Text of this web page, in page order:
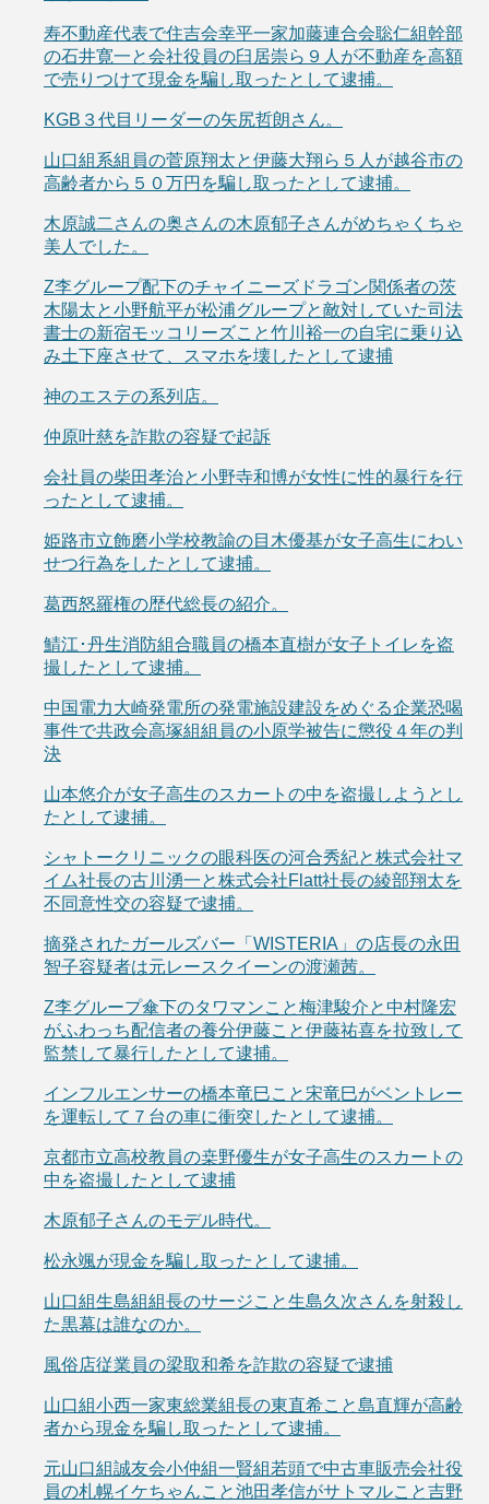
寿不動産代表で住吉会幸平一家加藤連合会聡仁組幹部
の石井寛一と会社役員の臼居崇ら９人が不動産を高額
で売りつけて現金を騙し取ったとして逮捕。
KGB３代目リーダーの矢尻哲朗さん。
山口組系組員の菅原翔太と伊藤大翔ら５人が越谷市の
高齢者から５０万円を騙し取ったとして逮捕。
木原誠二さんの奥さんの木原郁子さんがめちゃくちゃ
美人でした。
Z李グループ配下のチャイニーズドラゴン関係者の茨
木陽太と小野航平が松浦グループと敵対していた司法
書士の新宿モッコリーズこと竹川裕一の自宅に乗り込
み土下座させて、スマホを壊したとして逮捕
神のエステの系列店。
仲原叶慈を詐欺の容疑で起訴
会社員の柴田孝治と小野寺和博が女性に性的暴行を行
ったとして逮捕。
姫路市立飾磨小学校教諭の目木優基が女子高生にわい
せつ行為をしたとして逮捕。
葛西怒羅権の歴代総長の紹介。
鯖江･丹生消防組合職員の橋本直樹が女子トイレを盗
撮したとして逮捕。
中国電力大崎発電所の発電施設建設をめぐる企業恐喝
事件で共政会高塚組組員の小原学被告に懲役４年の判
決
山本悠介が女子高生のスカートの中を盗撮しようとし
たとして逮捕。
シャトークリニックの眼科医の河合秀紀と株式会社マ
イム社長の古川湧一と株式会社Flatt社長の綾部翔太を
不同意性交の容疑で逮捕。
摘発されたガールズバー「WISTERIA」の店長の永田
智子容疑者は元レースクイーンの渡瀬茜。
Z李グループ傘下のタワマンこと梅津駿介と中村隆宏
がふわっち配信者の養分伊藤こと伊藤祐喜を拉致して
監禁して暴行したとして逮捕。
インフルエンサーの橋本竜巳こと宋竜巳がベントレー
を運転して７台の車に衝突したとして逮捕。
京都市立高校教員の桒野優生が女子高生のスカートの
中を盗撮したとして逮捕
木原郁子さんのモデル時代。
松永颯が現金を騙し取ったとして逮捕。
山口組生島組組長のサージこと生島久次さんを射殺し
た黒幕は誰なのか。
風俗店従業員の梁取和希を詐欺の容疑で逮捕
山口組小西一家東総業組長の東直希こと島直輝が高齢
者から現金を騙し取ったとして逮捕。
元山口組誠友会小仲組一賢組若頭で中古車販売会社役
員の札幌イケちゃんこと池田孝信がサトマルこと吉野